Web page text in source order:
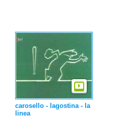
carosello - lagostina - la
linea